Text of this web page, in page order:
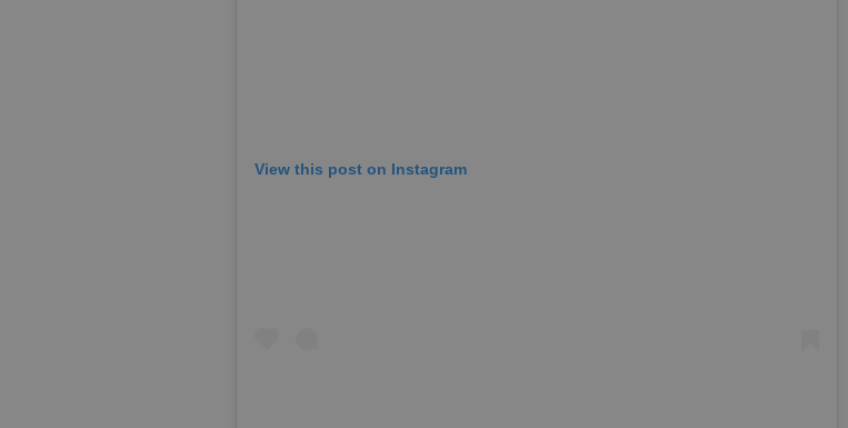
View this post on Instagram